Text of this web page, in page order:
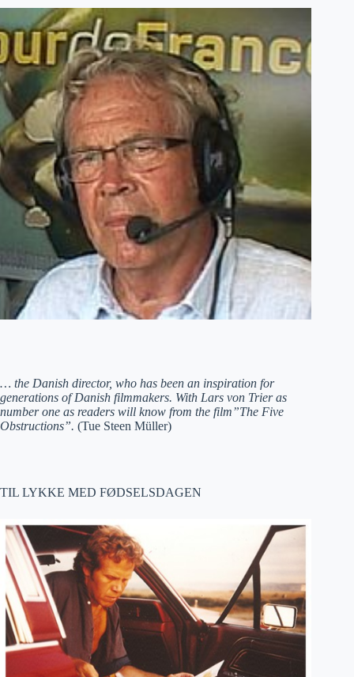
… the Danish director, who has been an inspiration for
generations of Danish filmmakers. With Lars von Trier as
number one as readers will know from the film”The Five
Obstructions”. (Tue Steen Müller)
TIL LYKKE MED FØDSELSDAGEN